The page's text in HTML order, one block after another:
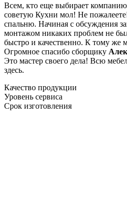
Всем, кто еще выбирает компанию
советую Кухни мол! Не
спальню. Начиная с обсуждения
монтажом никаких проблем не
быстро и качественно. К тому же
Огромное спасибо сборщику
Это мастер своего дела! Всю
здесь.
Качество продукции
Уровень сервиса
Срок изготовления